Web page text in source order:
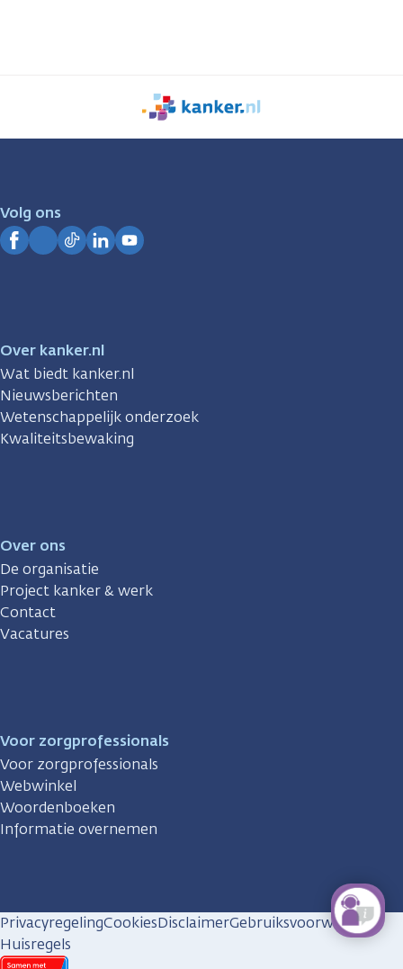
We
zijn
Volg ons
Over kanker.nl
Wat biedt kanker.nl
Nieuwsberichten
Wetenschappelijk onderzoek
Kwaliteitsbewaking
Over ons
De organisatie
Project kanker & werk
Contact
Vacatures
Voor zorgprofessionals
Voor zorgprofessionals
Webwinkel
Woordenboeken
Informatie overnemen
PrivacyregelingCookiesDisclaimerGebruiksvoorwaarden
Huisregels